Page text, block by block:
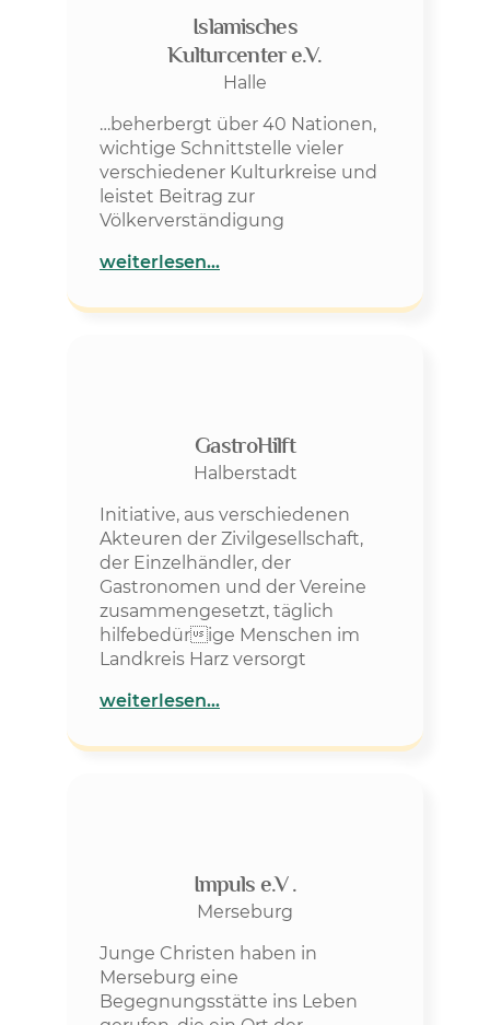
Islamisches
Kulturcenter e.V.
Halle
…beherbergt über 40 Nationen,
wichtige Schnittstelle vieler
verschiedener Kulturkreise und
leistet Beitrag zur
Völkerverständigung
weiterlesen…
GastroHilft
Halberstadt
Initiative, aus verschiedenen
Akteuren der Zivilgesellschaft,
der Einzelhändler, der
Gastronomen und der Vereine
zusammengesetzt, täglich
hilfebedürige Menschen im
Landkreis Harz versorgt
weiterlesen…
Impuls e.V .
Merseburg
Junge Christen haben in
Merseburg eine
Begegnungsstätte ins Leben